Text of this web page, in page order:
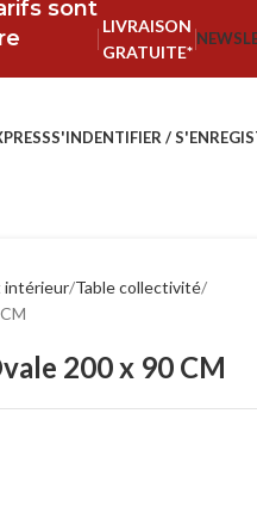
sont
LIVRAISON
GRATUITE*
S'INDENTIFIER /
intérieur Table collectivité
200 x 90 CM